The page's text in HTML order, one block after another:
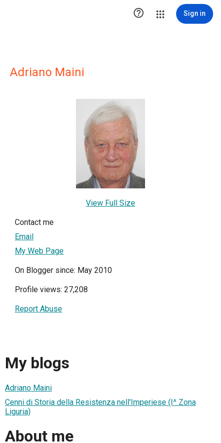
 Sign in
Adriano Maini
View Full Size
Contact me
Email
My Web Page
On Blogger since: May 2010
Profile views: 27,208
Report Abuse
My blogs
Adriano Maini
Cenni di Storia della Resistenza nell'Imperiese (I^ Zona
Liguria)
About me